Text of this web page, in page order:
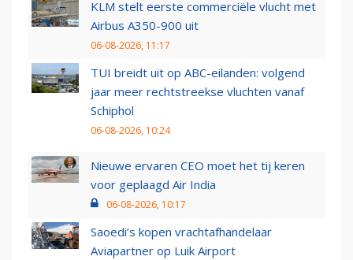
KLM stelt eerste commerciële vlucht met
Airbus A350-900 uit
06-08-2026, 11:17
TUI breidt uit op ABC-eilanden: volgend
jaar meer rechtstreekse vluchten vanaf
Schiphol
06-08-2026, 10:24
Nieuwe ervaren CEO moet het tij keren
voor geplaagd Air India
06-08-2026, 10:17
Saoedi’s kopen vrachtafhandelaar
Aviapartner op Luik Airport